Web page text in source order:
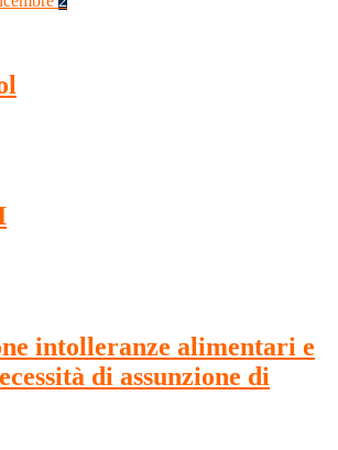
intolleranze alimentari e
di assunzione di